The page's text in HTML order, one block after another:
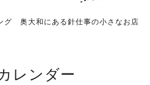
奥大和にある針仕事の小さなお店
レンダー